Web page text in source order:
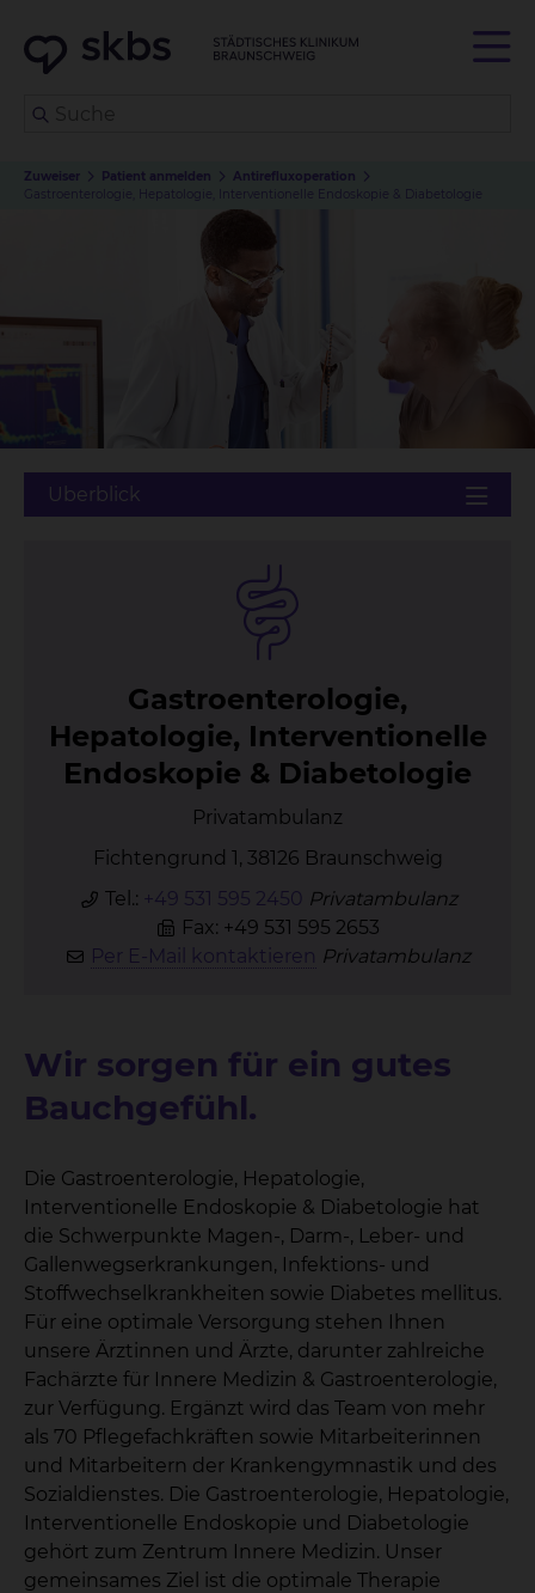
Zuweiser Patient anmelden
Antirefluxoperation
Gastroenterologie, Hepatologie, Interventionelle Endoskopie & Diabetologie
Gas­tro­en­te­ro­lo­gie,
He­pa­to­lo­gie, In­ter­ven­tio­nel­le
En­do­sko­pie & Dia­be­to­lo­gie
Privatambulanz
Fichtengrund 1, 38126 Braunschweig
Tel.: +49 531 595 2450 Privatambulanz
Fax: +49 531 595 2653
Per E-Mail kontaktieren Privatambulanz
Wir sorgen für ein gutes
Bauchgefühl.
Die Gastroenterologie, Hepatologie,
Interventionelle Endoskopie & Diabetologie hat
die Schwerpunkte Magen-, Darm-, Leber- und
Gallenwegserkrankungen, Infektions- und
Stoffwechselkrankheiten sowie Diabetes mellitus.
Für eine optimale Versorgung stehen Ihnen
unsere Ärztinnen und Ärzte, darunter zahlreiche
Fachärzte für Innere Medizin & Gastroenterologie,
zur Verfügung. Ergänzt wird das Team von mehr
als 70 Pflegefachkräften sowie Mitarbeiterinnen
und Mitarbeitern der Krankengymnastik und des
Sozialdienstes. Die Gastroenterologie, Hepatologie,
Interventionelle Endoskopie und Diabetologie
gehört zum Zentrum Innere Medizin. Unser
gemeinsames Ziel ist die optimale Therapie